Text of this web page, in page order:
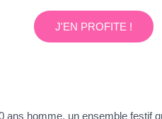
J'EN PROFITE !
homme, un ensemble festif